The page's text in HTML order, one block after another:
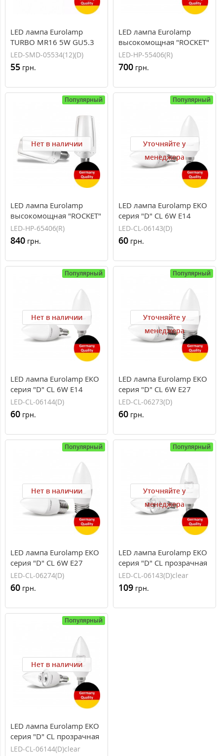
LED лампа Eurolamp
TURBO MR16 5W GU5.3
4000K 12V
LED-SMD-05534(12)(D)
55 грн.
LED лампа Eurolamp
высокомощная "ROCKET"
55W E40 6500K (12)
LED-HP-55406(R)
700 грн.
Популярный
Нет в наличии
LED лампа Eurolamp
высокомощная "ROCKET"
65W E40 6500K (16)
LED-HP-65406(R)
840 грн.
Популярный
Уточняйте у
менеджера
LED лампа Eurolamp ЕКО
серия "D" CL 6W E14
3000K
LED-CL-06143(D)
60 грн.
Популярный
Нет в наличии
LED лампа Eurolamp ЕКО
серия "D" CL 6W E14
4000K
LED-CL-06144(D)
60 грн.
Популярный
Уточняйте у
менеджера
LED лампа Eurolamp ЕКО
серия "D" CL 6W E27
3000K
LED-CL-06273(D)
60 грн.
Популярный
Нет в наличии
LED лампа Eurolamp ЕКО
серия "D" CL 6W E27
4000K
LED-CL-06274(D)
60 грн.
Популярный
Уточняйте у
менеджера
LED лампа Eurolamp ЕКО
серия "D" CL прозрачная
6W E14 3000K
LED-CL-06143(D)clear
109 грн.
Популярный
Нет в наличии
LED лампа Eurolamp ЕКО
серия "D" CL прозрачная
6W E14 4000K
LED-CL-06144(D)clear